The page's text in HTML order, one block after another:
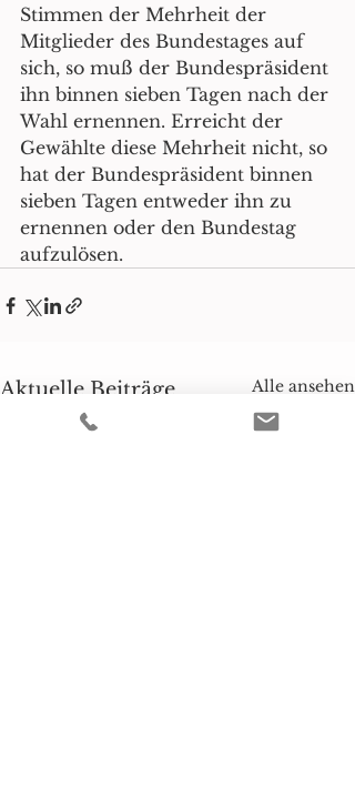
Stimmen der Mehrheit der
Mitglieder des Bundestages auf
sich, so muß der Bundespräsident
ihn binnen sieben Tagen nach der
Wahl ernennen. Erreicht der
Gewählte diese Mehrheit nicht, so
hat der Bundespräsident binnen
sieben Tagen entweder ihn zu
ernennen oder den Bundestag
aufzulösen.
Aktuelle Beiträge Alle ansehen